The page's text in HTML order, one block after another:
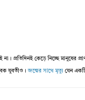
প্রতিদিনই কেড়ে নিচ্ছে
যুবতীও।জন্মের সাথে মৃত্যু যেন